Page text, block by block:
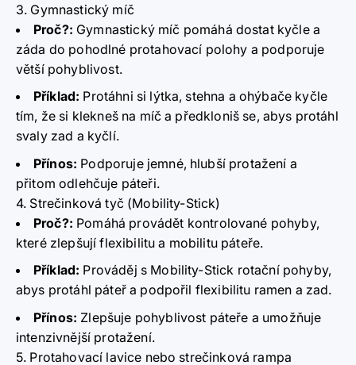
3. Gymnastický míč
Proč?: Gymnastický míč pomáhá dostat kyčle a
záda do pohodlné protahovací polohy a podporuje
větší pohyblivost.
Příklad: Protáhni si lýtka, stehna a ohýbače kyčle
tím, že si klekneš na míč a předkloniš se, abys protáhl
svaly zad a kyčlí.
Přínos: Podporuje jemné, hlubší protažení a
přitom odlehčuje páteři.
4. Strečinková tyč (Mobility-Stick)
Proč?: Pomáhá provádět kontrolované pohyby,
které zlepšují flexibilitu a mobilitu páteře.
Příklad: Prováděj s Mobility-Stick rotační pohyby,
abys protáhl páteř a podpořil flexibilitu ramen a zad.
Přínos: Zlepšuje pohyblivost páteře a umožňuje
intenzivnější protažení.
5. Protahovací lavice nebo strečinková rampa